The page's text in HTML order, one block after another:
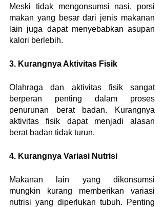
Meski tidak mengonsumsi nasi, porsi
makan yang besar dari jenis makanan
lain juga dapat menyebabkan asupan
kalori berlebih.
3. Kurangnya Aktivitas Fisik
Olahraga dan aktivitas fisik sangat
berperan penting dalam proses
penurunan berat badan. Kurangnya
aktivitas fisik dapat menjadi alasan
berat badan tidak turun.
4. Kurangnya Variasi Nutrisi
Makanan lain yang dikonsumsi
mungkin kurang memberikan variasi
nutrisi yang diperlukan tubuh. Penting